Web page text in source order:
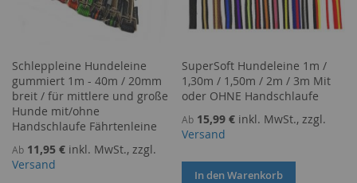
Schleppleine Hundeleine
gummiert 1m - 40m / 20mm
breit / für mittlere und große
Hunde mit/ohne
Handschlaufe Fährtenleine
Ab 11,95 € inkl. MwSt., zzgl.
Versand
SuperSoft Hundeleine 1m /
1,30m / 1,50m / 2m / 3m Mit
oder OHNE Handschlaufe
Ab 15,99 € inkl. MwSt., zzgl.
Versand
In den Warenkorb